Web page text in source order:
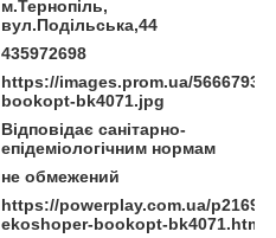
м.Тернопіль,
вул.Подільська,44
435972698
https://images.prom.ua/
bookopt-bk4071.jpg
Відповідає санітарно-
епідеміологічним нормам
не обмежений
https://powerplay.com.ua/
ekoshoper-bookopt-bk4071.html